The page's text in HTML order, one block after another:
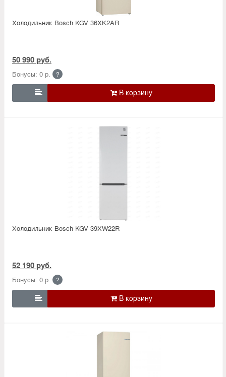
Холодильник Bosсh KGV 36XK2AR
50 990 руб.
Бонусы: 0 р. ?

Холодильник Bosсh KGV 39XW22R
52 190 руб.
Бонусы: 0 р. ?
